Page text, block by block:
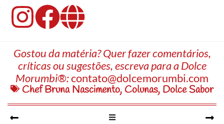
Gostou da matéria? Quer fazer comentários,
críticas ou sugestões, escreva para a Dolce
Morumbi®:contato@dolcemorumbi.com
Chef Bruna Nascimento, Colunas, Dolce Sabor